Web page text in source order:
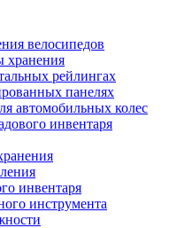
велосипедов
хранения
рейлингах
панелях
автомобильных колес
инвентаря
инвентаря
инструмента